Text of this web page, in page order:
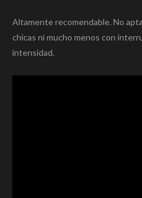
Altamente recomendable. No
chicas ni mucho menos con
intensidad.